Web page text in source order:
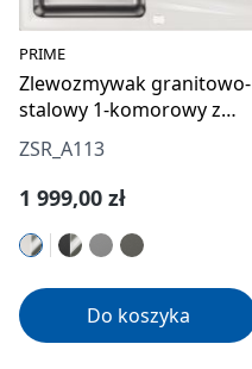
PRIME
Zlewozmywak granitowo-
stalowy 1-komorowy z
ociekaczem
ZSR_A113
Cena regularna:
1 999,00 zł
Do koszyka